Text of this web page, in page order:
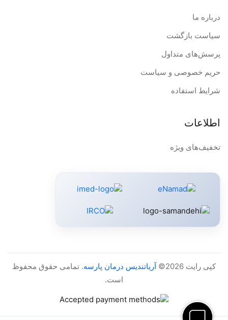
درباره ما
سیاست بازگشت
پرسش‌های متداول
حریم خصوصی و سیاست
شرایط استفاده
اطلاعات
تخفیف‌های ویژه
کپی رایت 2026© آریاتندیس درمان پارسه. تمامی حقوق محفوظ
است.